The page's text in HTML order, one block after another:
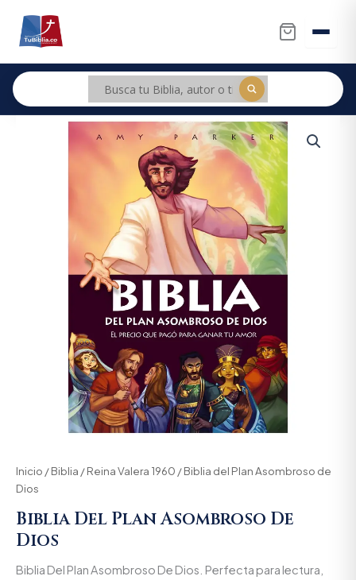
contenido
Inicio /Biblia /Reina Valera 1960 / Biblia del Plan Asombroso de
Dios
Biblia Del Plan Asombroso De
Dios
Biblia Del Plan Asombroso De Dios. Perfecta para lectura,